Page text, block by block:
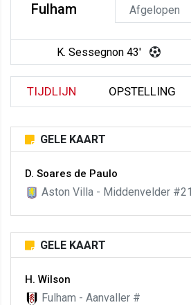
Fulham Afgelopen
K. Sessegnon 43'
TIJDLIJN OPSTELLING
GELE KAART
D. Soares de Paulo
Aston Villa - Middenvelder #21
GELE KAART
H. Wilson
Fulham - Aanvaller #